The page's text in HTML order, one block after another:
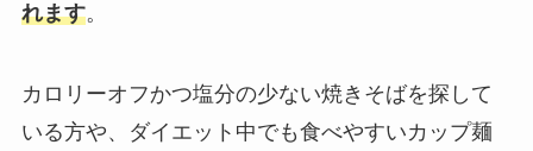
れます。
カロリーオフかつ塩分の少ない焼きそばを探して
いる方や、ダイエット中でも食べやすいカップ麺